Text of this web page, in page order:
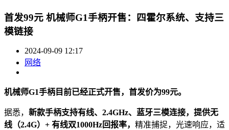
首发99元 机械师G1手柄开售：四霍尔系统、支持三
模链接
2024-09-09 12:17
网络
机械师G1手柄目前已经正式开售，首发价为99元。
据悉， 新款手柄支持有线、2.4GHz、蓝牙三模连接，提供无
线（2.4G）+ 有线双1000Hz回报率， 精准捕捉，光速响应，适